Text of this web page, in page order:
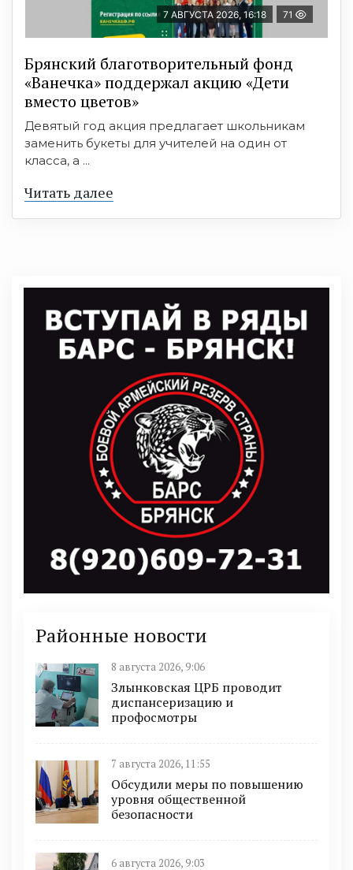
7 АВГУСТА 2026, 16:18 71
Брянский благотворительный фонд
«Ванечка» поддержал акцию «Дети
вместо цветов»
Девятый год акция предлагает школьникам
заменить букеты для учителей на один от
класса, а ...
Читать далее
Районные новости
8 августа 2026, 9:06
Злынковская ЦРБ проводит
диспансеризацию и
профосмотры
7 августа 2026, 11:55
Обсудили меры по повышению
уровня общественной
безопасности
6 августа 2026, 9:03